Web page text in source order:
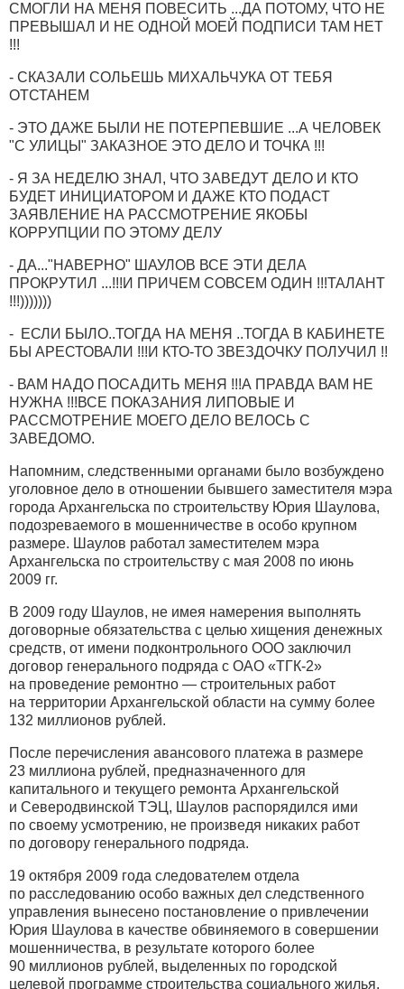
СМОГЛИ НА МЕНЯ ПОВЕСИТЬ ...ДА ПОТОМУ, ЧТО НЕ
ПРЕВЫШАЛ И НЕ ОДНОЙ МОЕЙ ПОДПИСИ ТАМ НЕТ
!!!
- СКАЗАЛИ СОЛЬЕШЬ МИХАЛЬЧУКА ОТ ТЕБЯ
ОТСТАНЕМ
- ЭТО ДАЖЕ БЫЛИ НЕ ПОТЕРПЕВШИЕ ...А ЧЕЛОВЕК
"С УЛИЦЫ" ЗАКАЗНОЕ ЭТО ДЕЛО И ТОЧКА !!!
- Я ЗА НЕДЕЛЮ ЗНАЛ, ЧТО ЗАВЕДУТ ДЕЛО И КТО
БУДЕТ ИНИЦИАТОРОМ И ДАЖЕ КТО ПОДАСТ
ЗАЯВЛЕНИЕ НА РАССМОТРЕНИЕ ЯКОБЫ
КОРРУПЦИИ ПО ЭТОМУ ДЕЛУ
- ДА..."НАВЕРНО" ШАУЛОВ ВСЕ ЭТИ ДЕЛА
ПРОКРУТИЛ ...!!!И ПРИЧЕМ СОВСЕМ ОДИН !!!ТАЛАНТ
!!!)))))))
- ЕСЛИ БЫЛО..ТОГДА НА МЕНЯ ..ТОГДА В КАБИНЕТЕ
БЫ АРЕСТОВАЛИ !!!И КТО-ТО ЗВЕЗДОЧКУ ПОЛУЧИЛ !!
- ВАМ НАДО ПОСАДИТЬ МЕНЯ !!!А ПРАВДА ВАМ НЕ
НУЖНА !!!ВСЕ ПОКАЗАНИЯ ЛИПОВЫЕ И
РАССМОТРЕНИЕ МОЕГО ДЕЛО ВЕЛОСЬ С
ЗАВЕДОМО.
Напомним, следственными органами было возбуждено
уголовное дело в отношении бывшего заместителя мэра
города Архангельска по строительству Юрия Шаулова,
подозреваемого в мошенничестве в особо крупном
размере. Шаулов работал заместителем мэра
Архангельска по строительству с мая 2008 по июнь
2009 гг.
В 2009 году Шаулов, не имея намерения выполнять
договорные обязательства с целью хищения денежных
средств, от имени подконтрольного ООО заключил
договор генерального подряда с ОАО «ТГК-2»
на проведение ремонтно — строительных работ
на территории Архангельской области на сумму более
132 миллионов рублей.
После перечисления авансового платежа в размере
23 миллиона рублей, предназначенного для
капитального и текущего ремонта Архангельской
и Северодвинской ТЭЦ, Шаулов распорядился ими
по своему усмотрению, не произведя никаких работ
по договору генерального подряда.
19 октября 2009 года следователем отдела
по расследованию особо важных дел следственного
управления вынесено постановление о привлечении
Юрия Шаулова в качестве обвиняемого в совершении
мошенничества, в результате которого более
90 миллионов рублей, выделенных по городской
целевой программе строительства социального жилья,